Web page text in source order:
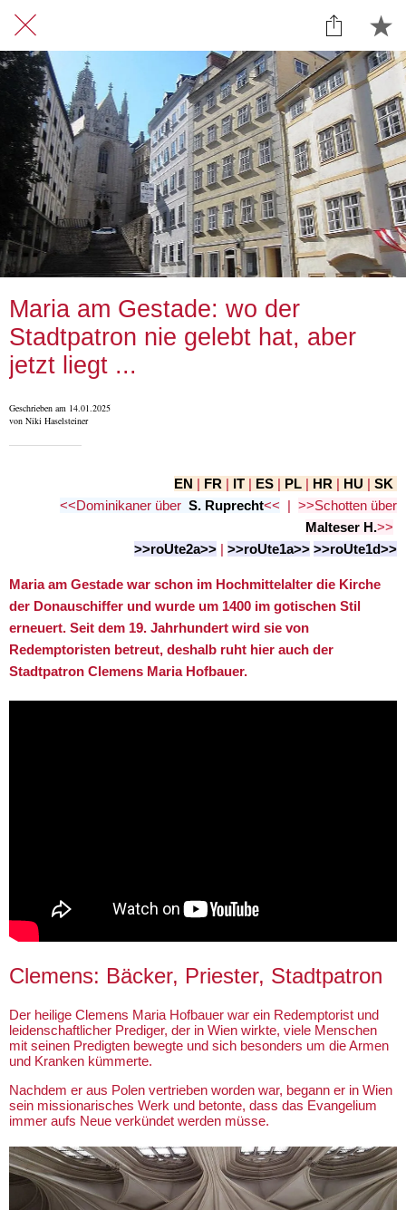
Maria am Gestade: wo der
Stadtpatron nie gelebt hat, aber
jetzt liegt ...
Geschrieben am 14.01.2025
von Niki Haselsteiner
EN | FR | IT | ES | PL | HR | HU | SK
<<Dominikaner über S. Ruprecht<< | >>Schotten über
Malteser H.>>
>>roUte2a>> | >>roUte1a>> >>roUte1d>>
Maria am Gestade war schon im Hochmittelalter die Kirche
der Donauschiffer und wurde um 1400 im gotischen Stil
erneuert. Seit dem 19. Jahrhundert wird sie von
Redemptoristen betreut, deshalb ruht hier auch der
Stadtpatron Clemens Maria Hofbauer.
Clemens: Bäcker, Priester, Stadtpatron
Der heilige Clemens Maria Hofbauer war ein Redemptorist und
leidenschaftlicher Prediger, der in Wien wirkte, viele Menschen
mit seinen Predigten bewegte und sich besonders um die Armen
und Kranken kümmerte.
Nachdem er aus Polen vertrieben worden war, begann er in Wien
sein missionarisches Werk und betonte, dass das Evangelium
immer aufs Neue verkündet werden müsse.